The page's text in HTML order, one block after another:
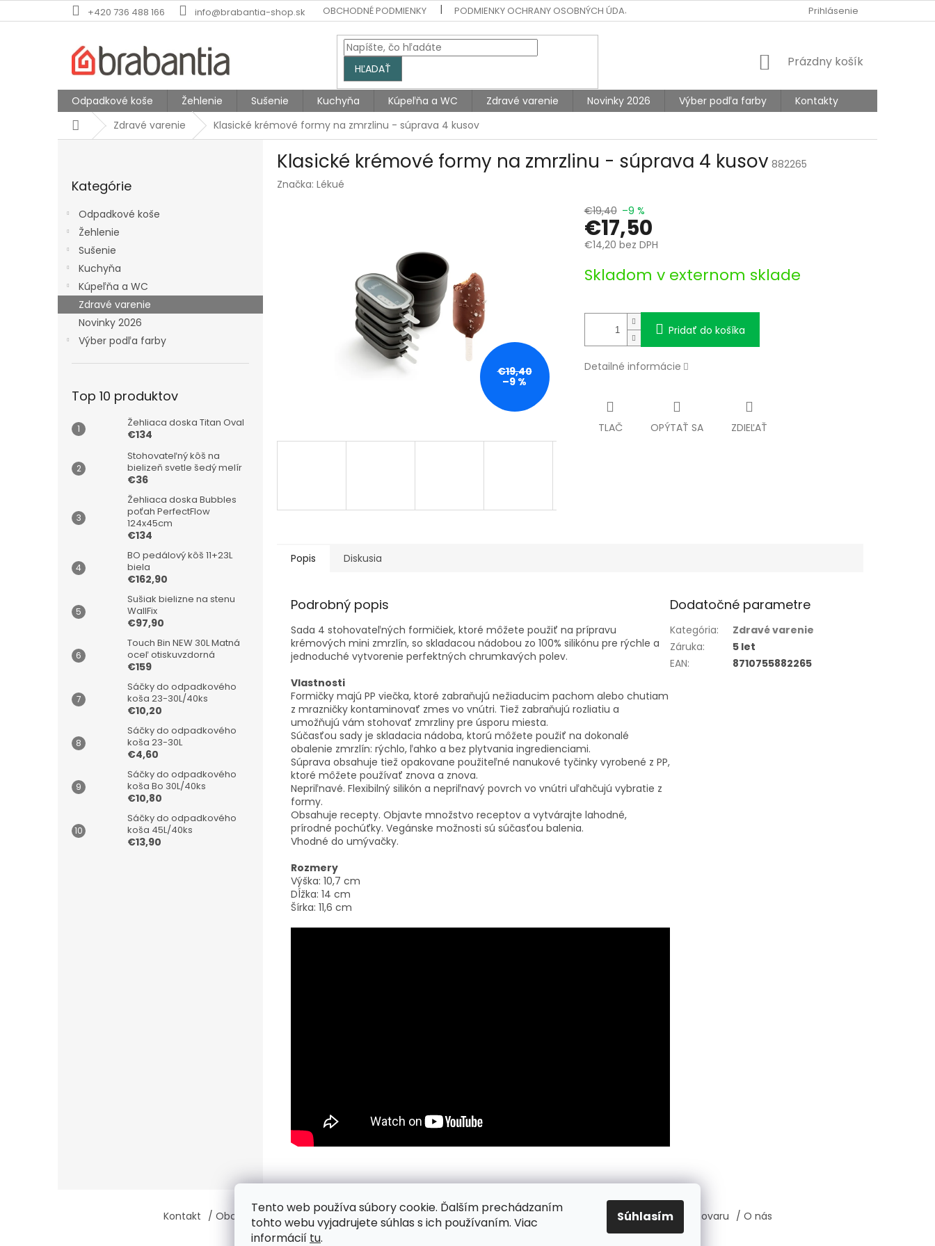
Tento web používa súbory cookie. Ďalším prechádzaním
tohto webu vyjadrujete súhlas s ich používaním. Viac
informácií tu.
Súhlasím
na
+420 736 488 166 info@brabantia-shop.sk OBCHODNÉ PODMIENKY PODMIENKY OCHRANY OSOBNÝCH ÚDAJOV Prihlásenie
HĽADAŤ
NÁKUPNÝ
Prázdny košík
Odpadkové koše Žehlenie Sušenie Kuchyňa Kúpeľňa a WC Zdravé varenie Novinky 2026 Výber podľa farby
Kontakty
DomovZdravé varenie Klasické krémové formy na zmrzlinu - súprava 4 kusov
kategórie
Kategórie
Odpadkové koše
Žehlenie
Sušenie
Kuchyňa
Kúpeľňa a WC
Zdravé varenie
Novinky 2026
Výber podľa farby
Top 10 produktov
Žehliaca doska Titan Oval
€134
Stohovateľný kôš na
bielizeň svetle šedý melír
€36
Žehliaca doska Bubbles
poťah PerfectFlow
124x45cm
€134
BO pedálový kôš 11+23L
biela
€162,90
Sušiak bielizne na stenu
WallFix
€97,90
Touch Bin NEW 30L Matná
oceľ otiskuvzdorná
€159
Sáčky do odpadkového
koša 23-30L/40ks
€10,20
Sáčky do odpadkového
koša 23-30L
€4,60
Sáčky do odpadkového
koša Bo 30L/40ks
€10,80
Sáčky do odpadkového
koša 45L/40ks
€13,90
Klasické krémové formy na zmrzlinu - súprava 4 kusov 882265
Značka: Lékué
€19,40
–9 %
€19,40 –9 %
€17,50
€14,20 bez DPH
cena:
Skladom v externom sklade
Pridať do košíka
Detailné informácie
TLAČ OPÝTAŤ SA ZDIEĽAŤ
Popis Diskusia
Podrobný popis
Sada 4 stohovateľných formičiek, ktoré môžete použiť na prípravu
krémových mini zmrzlín, so skladacou nádobou zo 100% silikónu pre rýchle a
jednoduché vytvorenie perfektných chrumkavých polev.
Vlastnosti
Formičky majú PP viečka, ktoré zabraňujú nežiaducim pachom alebo chutiam
z mrazničky kontaminovať zmes vo vnútri. Tiež zabraňujú rozliatiu a
umožňujú vám stohovať zmrzliny pre úsporu miesta.
Súčasťou sady je skladacia nádoba, ktorú môžete použiť na dokonalé
obalenie zmrzlín: rýchlo, ľahko a bez plytvania ingredienciami.
Súprava obsahuje tiež opakovane použiteľné nanukové tyčinky vyrobené z PP,
ktoré môžete používať znova a znova.
Nepriľnavé. Flexibilný silikón a nepriľnavý povrch vo vnútri uľahčujú vybratie z
formy.
Obsahuje recepty. Objavte množstvo receptov a vytvárajte lahodné,
prírodné pochúťky. Vegánske možnosti sú súčasťou balenia.
Vhodné do umývačky.
Rozmery
Výška: 10,7 cm
Dĺžka: 14 cm
Šírka: 11,6 cm
Dodatočné parametre
Kategória:
Zdravé varenie
Záruka:
5 let
EAN: 8710755882265
Kontakt / Obchodné podmienky / Podmienky ochrany osobných údajov / Reklamacia / Vrátenie, výmena tovaru / O nás